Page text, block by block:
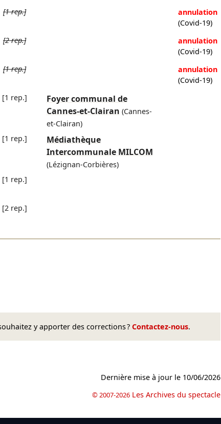
[1 rep.]
annulation
(Covid-19)
[2 rep.]
annulation
(Covid-19)
[1 rep.]
annulation
(Covid-19)
[1 rep.]
Foyer communal de
Cannes-et-Clairan (Cannes-
et-Clairan)
[1 rep.]
Médiathèque
Intercommunale MILCOM
(Lézignan-Corbières)
[1 rep.]
[2 rep.]
y apporter des corrections ? Contactez-nous.
Dernière mise à jour le 10/06/2026
© 2007-2026 Les Archives du spectacle